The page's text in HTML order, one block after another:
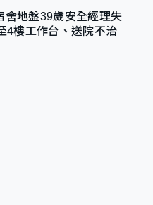
舍地盤39歲安全經理失
樓工作台、送院不治